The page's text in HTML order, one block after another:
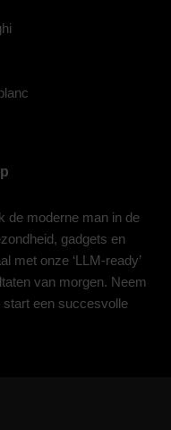
de moderne man in de
gadgets en
met onze ‘LLM-ready’
van morgen. Neem
een succesvolle